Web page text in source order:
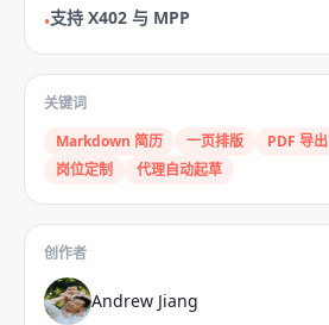
•支持 X402 与 MPP
关键词
Markdown 简历
一页排版 PDF 导出
岗位定制
代理自动起草
创作者
Andrew Jiang